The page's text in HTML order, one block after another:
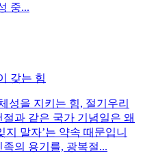
중...
갖는 힘
성을 지키는 힘, 절기우리
과 같은 국가 기념일은 왜
지 말자’는 약속 때문입니
의 용기를, 광복절...